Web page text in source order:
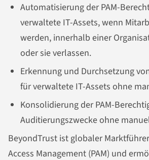
Automatisierung der PAM-
verwaltete IT-Assets, wenn
werden, innerhalb einer
oder sie verlassen.
Erkennung und Durchsetzung
für verwaltete IT-Assets ohne
Konsolidierung der PAM-
Auditierungszwecke ohne
BeyondTrust ist globaler
Access Management (PAM) und